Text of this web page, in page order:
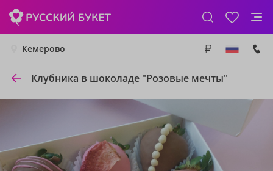
Кемерово
Клубника в шоколаде "Розовые мечты"